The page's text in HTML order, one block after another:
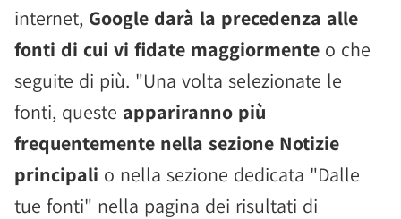
internet, Google darà la precedenza alle
fonti di cui vi fidate maggiormente o che
seguite di più. "Una volta selezionate le
fonti, queste appariranno più
frequentemente nella sezione Notizie
principali o nella sezione dedicata "Dalle
tue fonti" nella pagina dei risultati di